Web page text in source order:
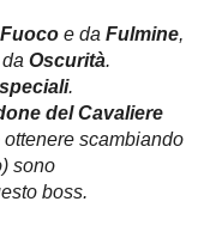
Fuoco e da Fulmine,
Oscurità.
.
del Cavaliere
scambiando
sono
boss.